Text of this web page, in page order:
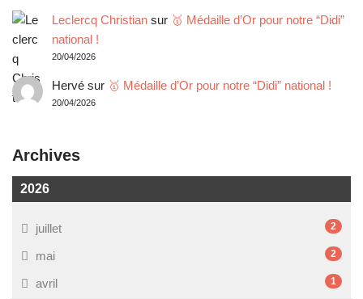
Leclercq Christiansur 🥇 Médaille d’Or pour notre “Didi”
national !
20/04/2026
Hervésur 🥇 Médaille d’Or pour notre “Didi” national !
20/04/2026
Archives
2026
juillet 2
mai 2
avril 1